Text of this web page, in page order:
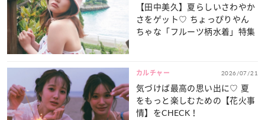
【田中美久】夏らしいさわやか
さをゲット♡ ちょっぴりやん
ちゃな「フルーツ柄水着」特集
カルチャー 2026/07/21
気づけば最高の思い出に♡ 夏
をもっと楽しむための【花火事
情】をCHECK！